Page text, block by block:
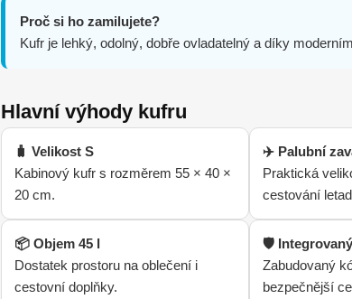
Proč si ho zamilujete?
Kufr je lehký, odolný, dobře ovladatelný a díky
Hlavní výhody kufru
🧳 Velikost S
Kabinový kufr s rozměrem 55 × 40 ×
20 cm.
✈️ Palubní
Praktická
cestování
📦 Objem 45 l
Dostatek prostoru na oblečení i
cestovní doplňky.
🛡️
Zabudovaný
bezpečnější